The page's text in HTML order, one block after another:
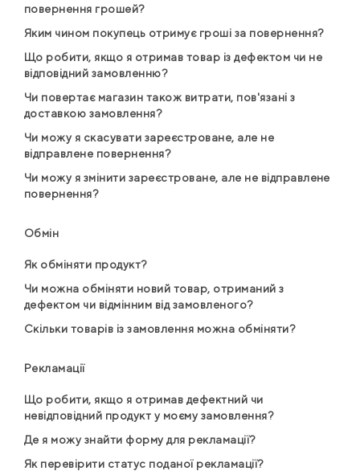
повернення грошей?
Яким чином покупець отримує гроші за повернення?
Що робити, якщо я отримав товар із дефектом чи не
відповідний замовленню?
Чи повертає магазин також витрати, пов'язані з
доставкою замовлення?
Чи можу я скасувати зареєстроване, але не
відправлене повернення?
Чи можу я змінити зареєстроване, але не відправлене
повернення?
Обмін
Як обміняти продукт?
Чи можна обміняти новий товар, отриманий з
дефектом чи відмінним від замовленого?
Скільки товарів із замовлення можна обміняти?
Рекламації
Що робити, якщо я отримав дефектний чи
невідповідний продукт у моєму замовлення?
Де я можу знайти форму для рекламації?
Як перевірити статус поданої рекламації?